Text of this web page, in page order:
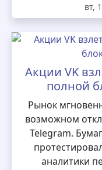
вт,
Акции VK
полной
Рынок
возможном
Telegram.
аналитики